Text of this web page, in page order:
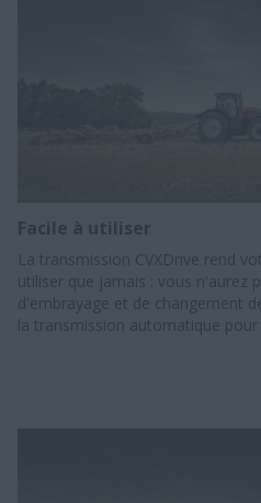
Facile à utiliser
La transmission CVXDrive rend
utiliser que jamais : vous n'aurez
d'embrayage et de changement
la transmission automatique pour